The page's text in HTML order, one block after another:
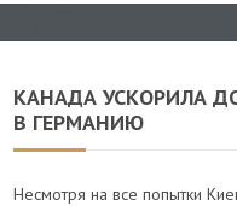
КАНАДА УСКОРИЛА
В ГЕРМАНИЮ
Несмотря на все попытки